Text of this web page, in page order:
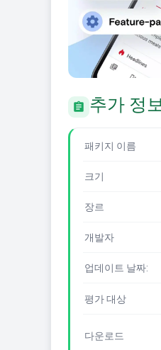
추가 정
패키지 이름
크기
장르
개발자
업데이트 날짜:
평가 대상
다운로드